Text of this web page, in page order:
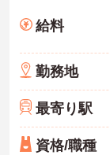
給料
勤務地
最寄り駅
資格/職種